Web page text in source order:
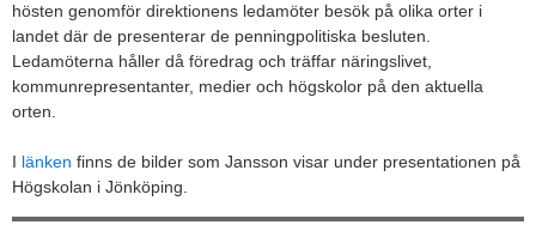
hösten genomför direktionens ledamöter besök på olika orter i
landet där de presenterar de penningpolitiska besluten.
Ledamöterna håller då föredrag och träffar näringslivet,
kommunrepresentanter, medier och högskolor på den aktuella
orten.
I länken finns de bilder som Jansson visar under presentationen på
Högskolan i Jönköping.